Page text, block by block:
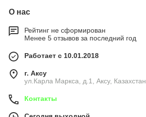
О нас
Рейтинг не сформирован
Менее 5 отзывов за последний год
Работает с 10.01.2018
г. Аксу
ул.Карла Маркса, д.1, Аксу, Казахстан
Контакты